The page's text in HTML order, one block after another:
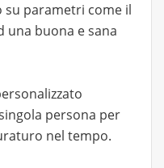
parametri come il
una buona e sana
persona per
nel tempo.